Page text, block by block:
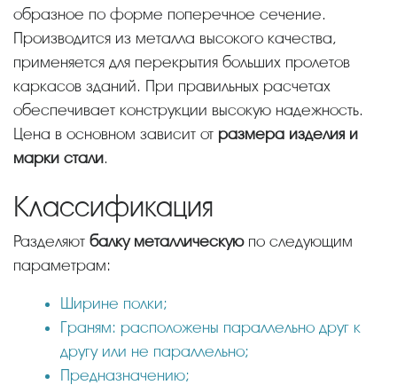
образное по форме поперечное сечение.
Производится из металла высокого качества,
применяется для перекрытия больших пролетов
каркасов зданий. При правильных расчетах
обеспечивает конструкции высокую надежность.
Цена в основном зависит от размера изделия и
марки стали.
Классификация
Разделяют балку металлическуюпо следующим
параметрам:
Ширине полки;
Граням: расположены параллельно друг к
другу или не параллельно;
Предназначению;